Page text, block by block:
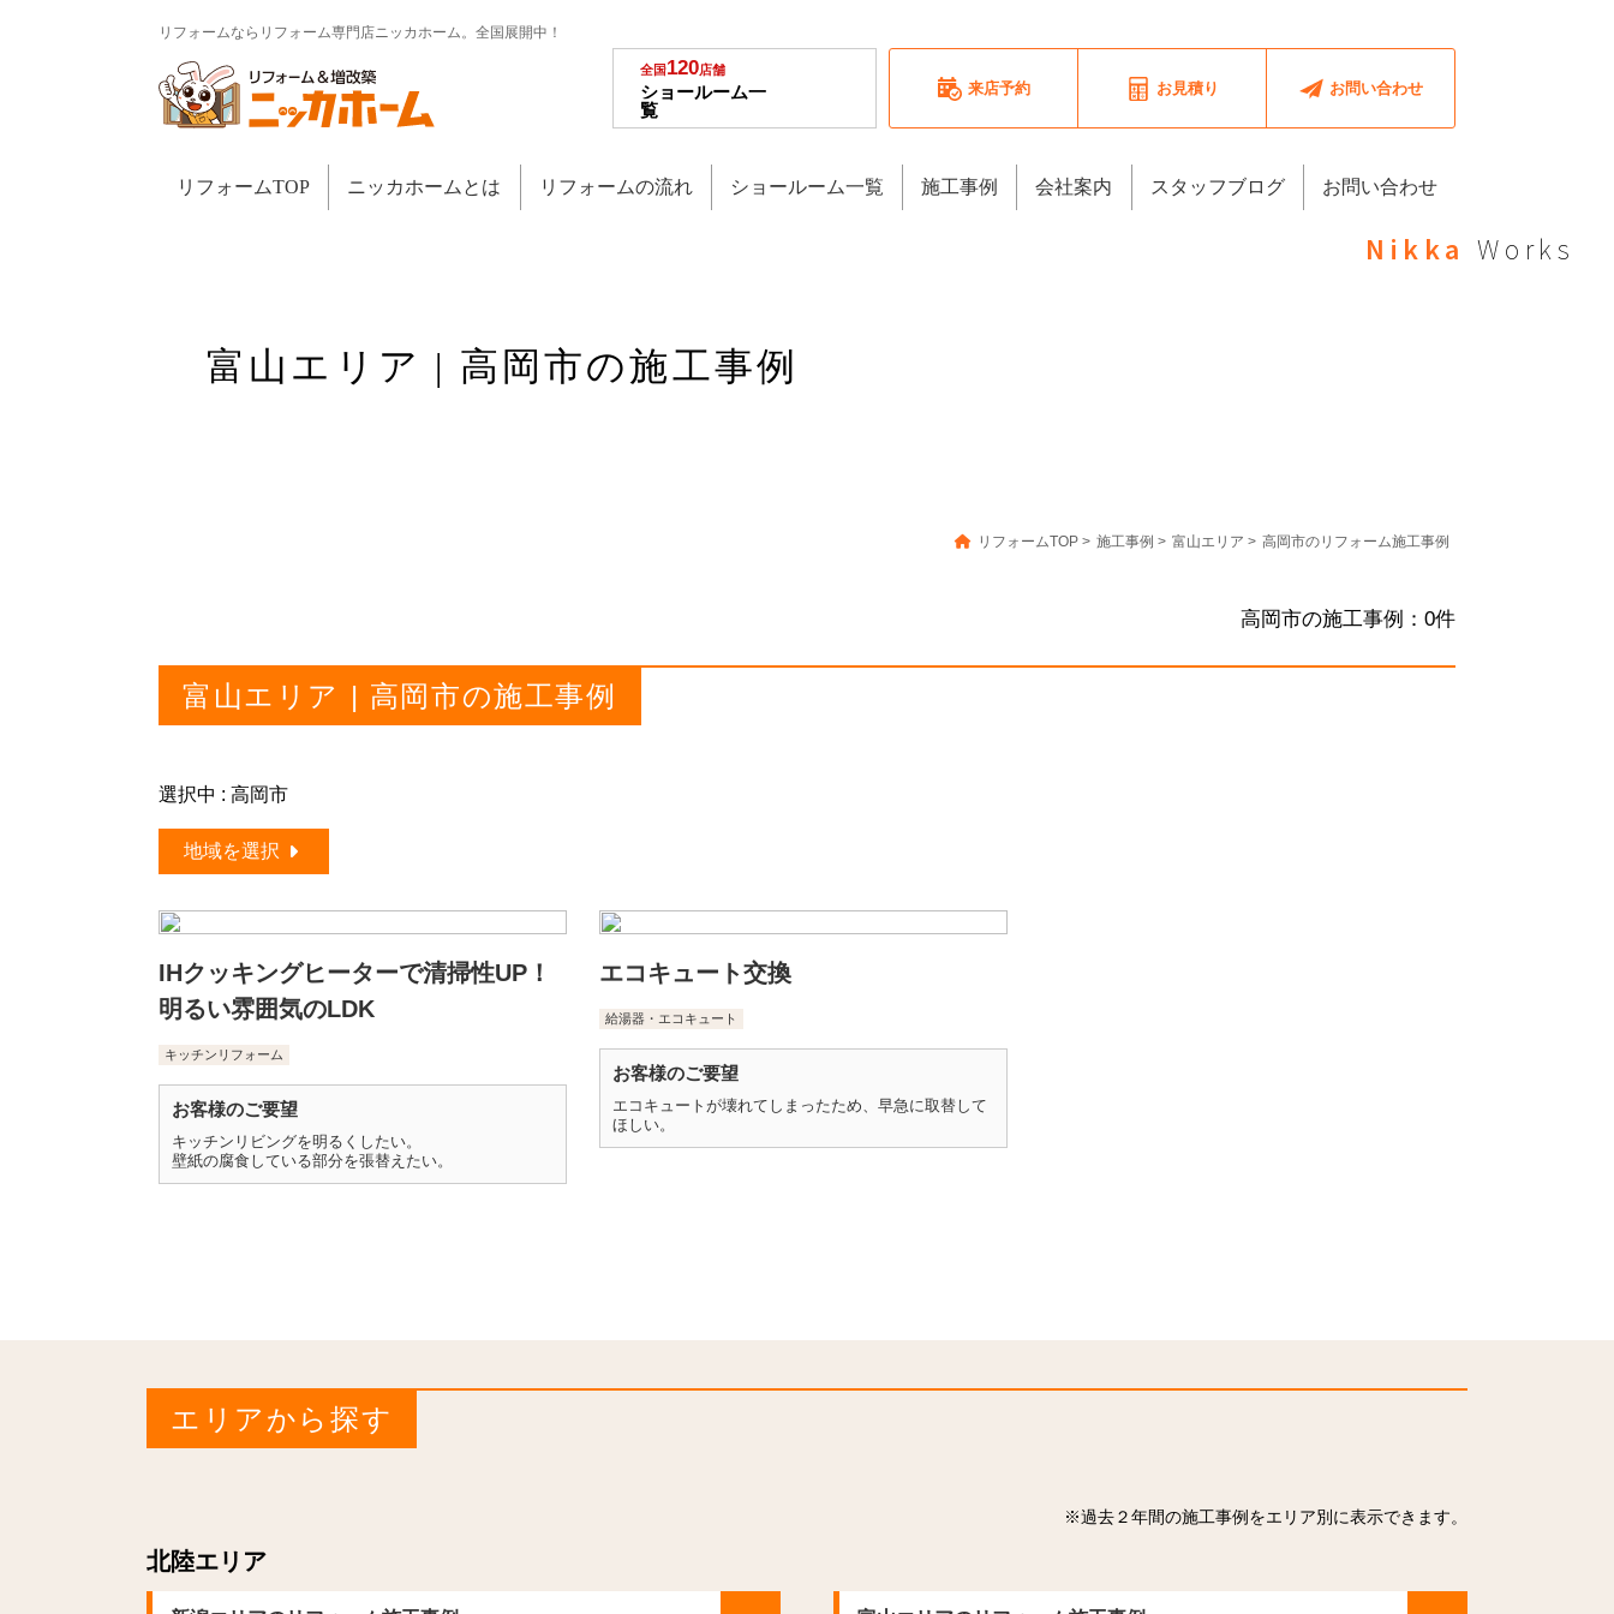
リフォームならリフォーム専門店ニッカホーム。全国展開中！
全国120店舗
ショールーム一
覧
来店予約 お見積り お問い合わせ
リフォームTOP ニッカホームとは リフォームの流れ ショールーム一覧 施工事例 会社案内 スタッフブログ お問い合わせ
Nikka Works
富山エリア | 高岡市の施工事例
リフォームTOP > 施工事例 > 富山エリア > 高岡市のリフォーム施工事例
高岡市の施工事例： 0件
富山エリア | 高岡市の施工事例
選択中 : 高岡市
地域を選択
IHクッキングヒーターで清掃性UP！
明るい雰囲気のLDK
キッチンリフォーム
お客様のご要望
キッチンリビングを明るくしたい。
壁紙の腐食している部分を張替えたい。
エコキュート交換
給湯器・エコキュート
お客様のご要望
エコキュートが壊れてしまったため、早急に取替して
ほしい。
エリアから探す
※過去２年間の施工事例をエリア別に表示できます。
北陸エリア